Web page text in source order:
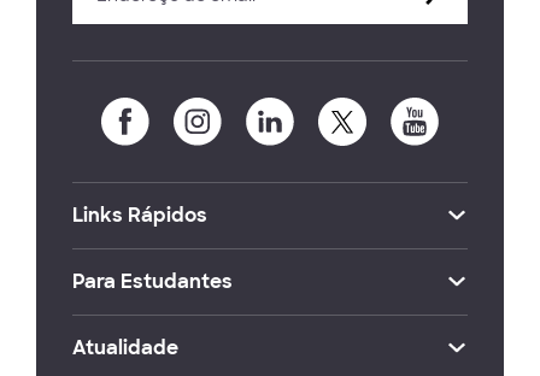
Links Rápidos
Para Estudantes
Atualidade